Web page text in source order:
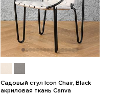
Садовый стул Icon Chair, Black
акриловая ткань Canva